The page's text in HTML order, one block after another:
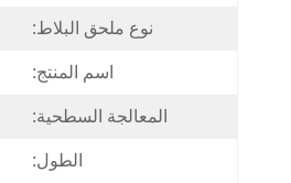
نوع ملحق البلاط:
اسم المنتج:
المعالجة السطحية:
الطول: